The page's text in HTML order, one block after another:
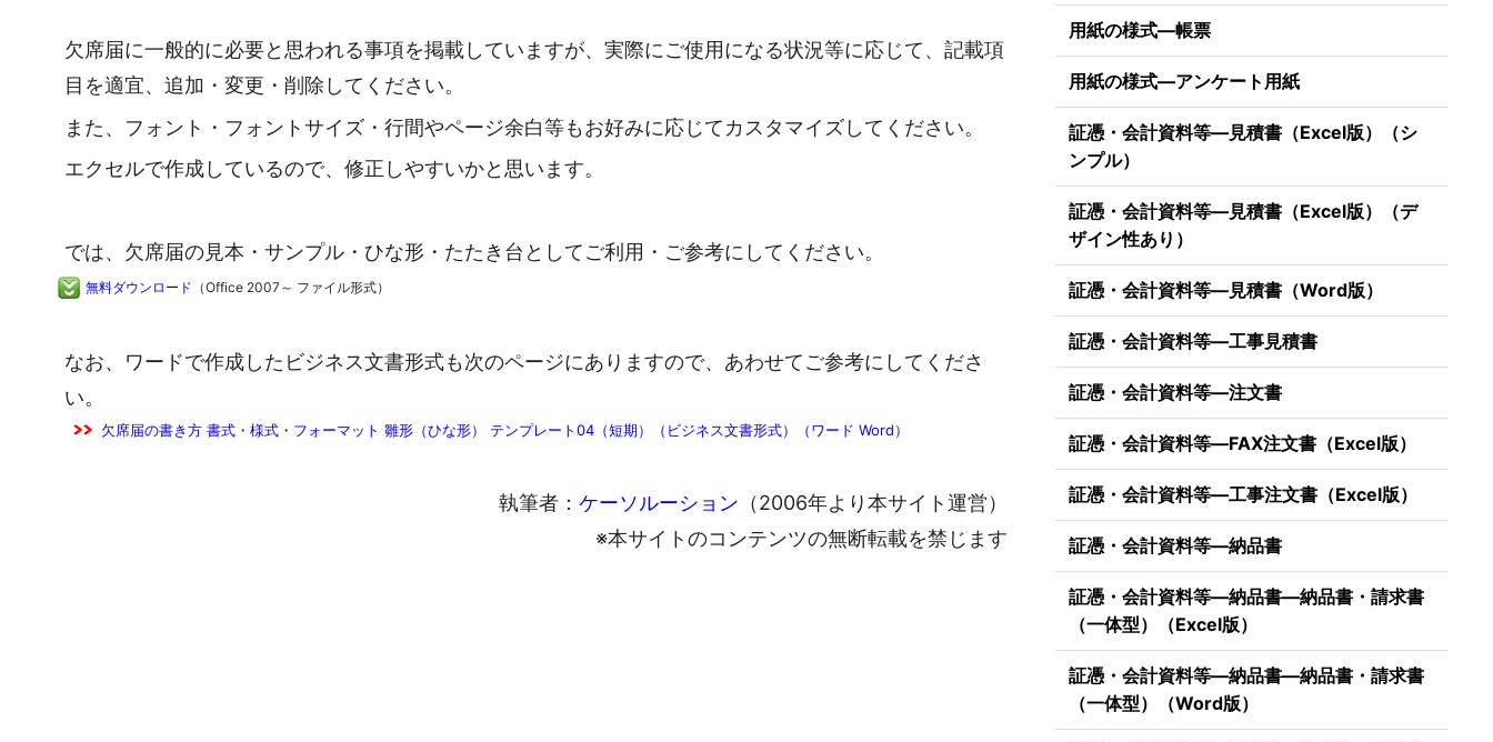
欠席届に一般的に必要と思われる事項を掲載していますが、実際にご使用になる状況等に応じて、記載項
目を適宜、追加・変更・削除してください。
また、フォント・フォントサイズ・行間やページ余白等もお好みに応じてカスタマイズしてください。
エクセルで作成しているので、修正しやすいかと思います。
では、欠席届の見本・サンプル・ひな形・たたき台としてご利用・ご参考にしてください。
無料ダウンロード （Office 2007～ ファイル形式）
なお、ワードで作成したビジネス文書形式も次のページにありますので、あわせてご参考にしてくださ
い。
欠席届の書き方 書式・様式・フォーマット 雛形（ひな形） テンプレート04（短期）（ビジネス文書形式）（ワード Word）
執筆者： ケーソルーション （2006年より本サイト運営）
※本サイトのコンテンツの無断転載を禁じます
用紙の様式―帳票
用紙の様式―アンケート用紙
証憑・会計資料等―見積書（Excel版）（シ
ンプル）
証憑・会計資料等―見積書（Excel版）（デ
ザイン性あり）
証憑・会計資料等―見積書（Word版）
証憑・会計資料等―工事見積書
証憑・会計資料等―注文書
証憑・会計資料等―FAX注文書（Excel版）
証憑・会計資料等―工事注文書（Excel版）
証憑・会計資料等―納品書
証憑・会計資料等―納品書―納品書・請求書
（一体型）（Excel版）
証憑・会計資料等―納品書―納品書・請求書
（一体型）（Word版）